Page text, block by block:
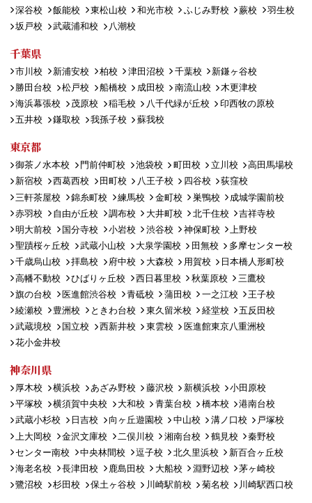
深谷校
飯能校 東松山校 和光市校 ふじみ野校 蕨校
羽生校
坂戸校
武蔵浦和校 八潮校
千葉県
市川校 新浦安校 柏校 津田沼校 千葉校
新鎌ヶ谷校
勝田台校
松戸校 船橋校 成田校 南流山校
木更津校
海浜幕張校
茂原校 稲毛校 八千代緑が丘校
印西牧の原校
五井校
鎌取校 我孫子校 蘇我校
東京都
御茶ノ水本校 門前仲町校 池袋校 町田校 立川校
高田馬場校
新宿校
西葛西校 田町校 八王子校 四谷校
荻窪校
三軒茶屋校
錦糸町校 練馬校 金町校 巣鴨校
成城学園前校
赤羽校
自由が丘校 調布校 大井町校 北千住校
吉祥寺校
明大前校
国分寺校 小岩校 渋谷校 神保町校
上野校
聖蹟桜ヶ丘校
武蔵小山校 大泉学園校 田無校
多摩センター校
千歳烏山校
拝島校 府中校 大森校 用賀校
日本橋人形町校
高幡不動校
ひばりヶ丘校 西日暮里校 秋葉原校
三鷹校
旗の台校
医進館渋谷校 青砥校 蒲田校 一之江校
王子校
綾瀬校
豊洲校 ときわ台校 東久留米校 経堂校
五反田校
武蔵境校
国立校 西新井校 東雲校
医進館東京八重洲校
花小金井校
神奈川県
厚木校 横浜校 あざみ野校 藤沢校 新横浜校
小田原校
平塚校
横須賀中央校 大和校 青葉台校 橋本校
港南台校
武蔵小杉校
日吉校 向ヶ丘遊園校 中山校 溝ノ口校
戸塚校
上大岡校
金沢文庫校 二俣川校 湘南台校 鶴見校
秦野校
センター南校
中央林間校 逗子校 北久里浜校
新百合ヶ丘校
海老名校
長津田校 鹿島田校 大船校 淵野辺校
茅ヶ崎校
鷺沼校
杉田校 保土ヶ谷校 川崎駅前校 菊名校 川崎駅西口校